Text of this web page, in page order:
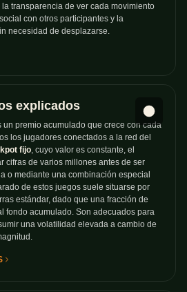
transparencia de ver cada movimiento
con otros participantes y la
necesidad de desplazarse.
explicados
un premio acumulado que crece con cada
los jugadores conectados a la red del
fijo , cuyo valor es constante, el
cifras de varios millones antes de ser
o mediante una combinación especial
de estos juegos suele situarse por
estándar, dado que una fracción de
fondo acumulado. Son adecuados para
una volatilidad elevada a cambio de